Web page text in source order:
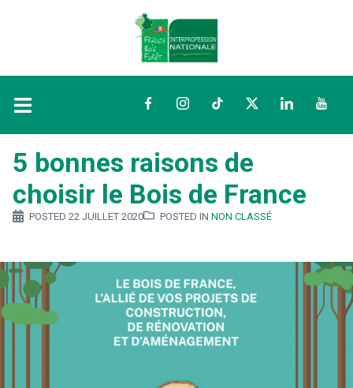
FacebookInstagramTikTokTwitterLinkedIn
5 bonnes raisons de
choisir le Bois de France
POSTED 22 JUILLET 2020 POSTED IN NON CLASSÉ